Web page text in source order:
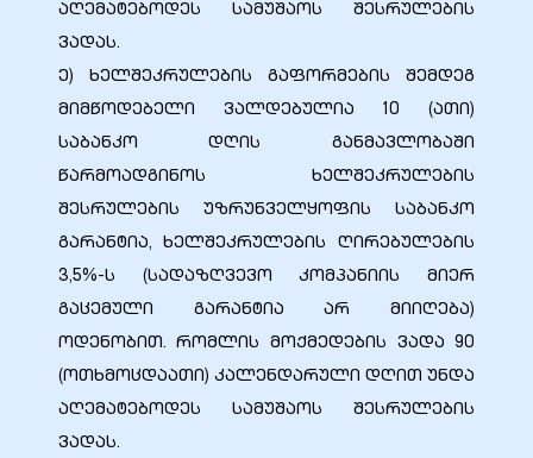
აღემატებოდეს სამუშაოს შესრულების
ვადას.
ე) ხელშეკრულების გაფორმების შემდეგ
მიმწოდებელი ვალდებულია 10 (ათი)
საბანკო დღის განმავლობაში
წარმოადგინოს ხელშეკრულების
შესრულების უზრუნველყოფის საბანკო
გარანტია, ხელშეკრულების ღირებულების
3,5%-ს (სადაზღვევო კომპანიის მიერ
გაცემული გარანტია არ მიიღება)
ოდენობით. რომლის მოქმედების ვადა 90
(ოთხმოცდაათი) კალენდარული დღით უნდა
აღემატებოდეს სამუშაოს შესრულების
ვადას.